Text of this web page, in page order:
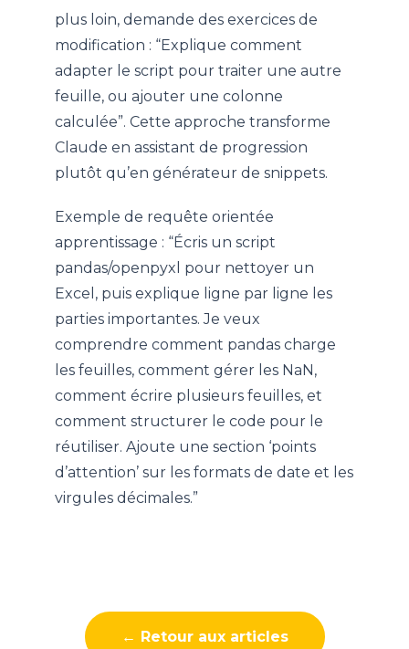
plus loin, demande des exercices de
modification : “Explique comment
adapter le script pour traiter une autre
feuille, ou ajouter une colonne
calculée”. Cette approche transforme
Claude en assistant de progression
plutôt qu’en générateur de snippets.
Exemple de requête orientée
apprentissage : “Écris un script
pandas/openpyxl pour nettoyer un
Excel, puis explique ligne par ligne les
parties importantes. Je veux
comprendre comment pandas charge
les feuilles, comment gérer les NaN,
comment écrire plusieurs feuilles, et
comment structurer le code pour le
réutiliser. Ajoute une section ‘points
d’attention’ sur les formats de date et les
virgules décimales.”
← Retour aux articles